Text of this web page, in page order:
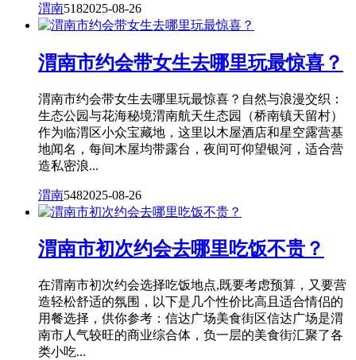
渭南5182025-08-26
渭南市约会带女生去哪里玩最惊喜？
渭南市约会带女生去哪里玩最惊喜？自然与浪漫交织：
生态公园与花海秘境渭南航天生态园（桥南镇天留村）
作为临渭区小众宝藏地，这里以木屋酒店和星空露营基
地闻名，每间木屋均带露台，夜间可仰望银河，适合营
造私密浪...
渭南5482025-08-26
渭南市初次约会去哪里吃饭不贵？
在渭南市初次约会选择吃饭地点,既要考虑预算，又要营
造轻松舒适的氛围，以下是几个性价比高且适合情侣的
用餐选择，供你参考：信达广场美食街区信达广场是渭
南市人气较旺的商业综合体，负一层的美食街汇聚了各
类小吃...